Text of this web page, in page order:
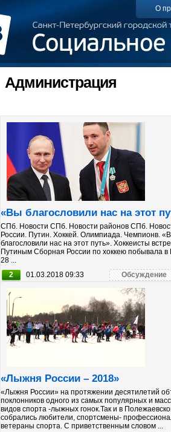
О
Администрация
«Вы благословили нас на этот
СПб. Новости СПб. Новости районов СПб.
России. Путин. Хоккей. Олимпиада. Чемпионв.
благословили нас на этот путь». Хоккеисты
Путиным Сборная России по хоккею побывала в
28 ...
2
01.03.2018 09:33 Обсуждение
«Лыжня России – 2018»
«Лыжня России» на протяжении десятилетий
поклонников одного из самых популярных и
видов спорта -лыжных гонок.Так и в
собрались любители, спортсмены-
ветераны спорта. С приветственным словом ...